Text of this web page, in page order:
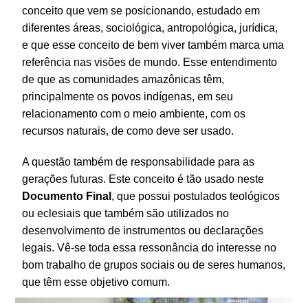
conceito que vem se posicionando, estudado em
diferentes áreas, sociológica, antropológica, jurídica,
e que esse conceito de bem viver também marca uma
referência nas visões de mundo. Esse entendimento
de que as comunidades amazônicas têm,
principalmente os povos indígenas, em seu
relacionamento com o meio ambiente, com os
recursos naturais, de como deve ser usado.
A questão também de responsabilidade para as
gerações futuras. Este conceito é tão usado neste
Documento Final , que possui postulados teológicos
ou eclesiais que também são utilizados no
desenvolvimento de instrumentos ou declarações
legais. Vê-se toda essa ressonância do interesse no
bom trabalho de grupos sociais ou de seres humanos,
que têm esse objetivo comum.